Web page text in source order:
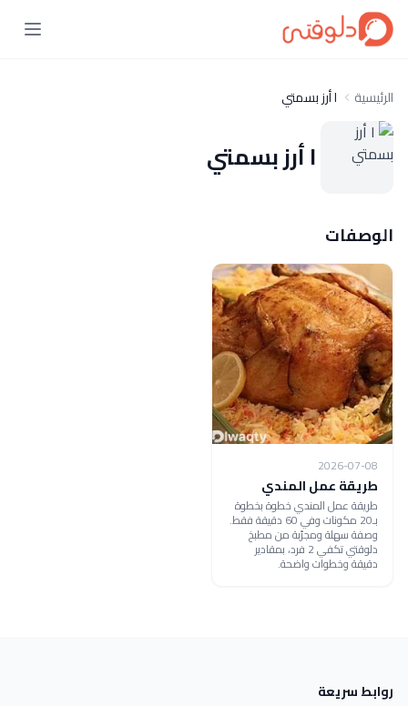
الرئيسية ا أرز بسمتي
ا أرز بسمتي
الوصفات
2026-07-08
طريقة عمل المندي
طريقة عمل المندي خطوة بخطوة
بـ20 مكونات وفي 60 دقيقة فقط.
وصفة سهلة ومجرّبة من مطبخ
دلوقتي تكفي 2 فرد، بمقادير
دقيقة وخطوات واضحة.
روابط سريعة